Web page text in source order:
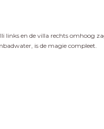
en de villa rechts omhoog
is de magie compleet.